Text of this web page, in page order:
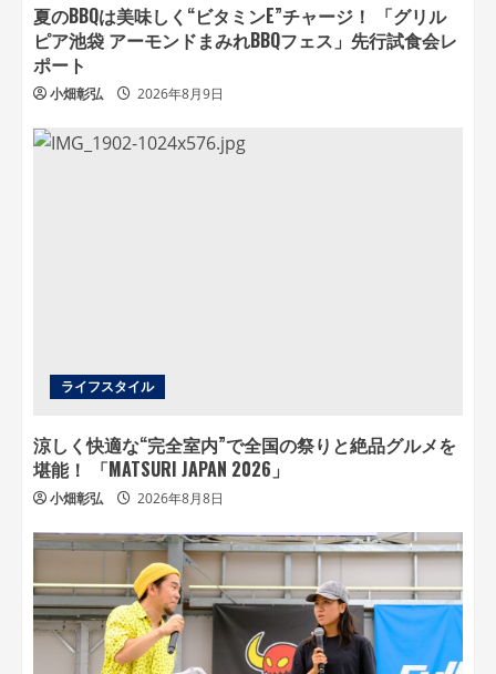
夏のBBQは美味しく“ビタミンE”チャージ！ 「グリル
ピア池袋 アーモンドまみれBBQフェス」先行試食会レ
ポート
小畑彰弘 2026年8月9日
ライフスタイル
涼しく快適な“完全室内”で全国の祭りと絶品グルメを
堪能！ 「MATSURI JAPAN 2026」
小畑彰弘 2026年8月8日